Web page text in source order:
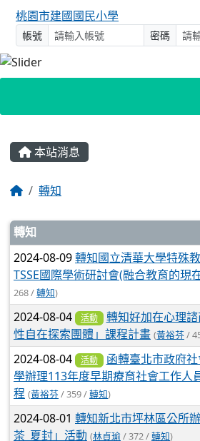
桃園市建國國民小學
帳號 密碼
主內容區域
本站消息
回首頁
轉知
文章列表
轉知
2024-08-09轉知國立清華大學特殊
TSSE國際學術研討會(融合教育的現
268 /轉知)
2024-08-04 活動
轉知好加在心理
性自在探索團體」課程計畫 (黃裕芬/
2024-08-04 活動
函轉臺北市政府
學辦理113年度早期療育社會工作人
程 (黃裕芬/ 359 /轉知)
2024-08-01 轉知新北市坪林區公所
茶_夏封」活動 (林貞瑜/ 372 /轉知)